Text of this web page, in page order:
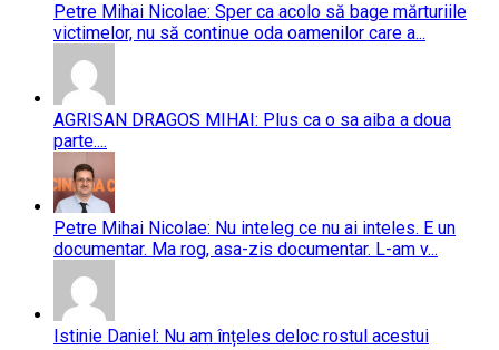
Petre Mihai Nicolae: Sper ca acolo să bage mărturiile
victimelor, nu să continue oda oamenilor care a...
AGRISAN DRAGOS MIHAI: Plus ca o sa aiba a doua
parte....
Petre Mihai Nicolae: Nu inteleg ce nu ai inteles. E un
documentar. Ma rog, asa-zis documentar. L-am v...
Istinie Daniel: Nu am înțeles deloc rostul acestui